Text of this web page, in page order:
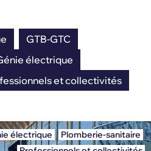
GTB-GTC
électrique
et collectivités
électrique Plomberie-sanitaire ,